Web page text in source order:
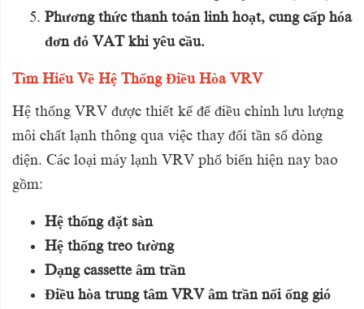
Phương thức thanh toán linh hoạt, cung cấp hóa
đơn đỏ VAT khi yêu cầu.
Tìm Hiểu Về Hệ Thống Điều Hòa VRV
Hệ thống VRV được thiết kế để điều chỉnh lưu lượng
môi chất lạnh thông qua việc thay đổi tần số dòng
điện. Các loại máy lạnh VRV phổ biến hiện nay bao
gồm:
Hệ thống đặt sàn
Hệ thống treo tường
Dạng cassette âm trần
Điều hòa trung tâm VRV âm trần nối ống gió